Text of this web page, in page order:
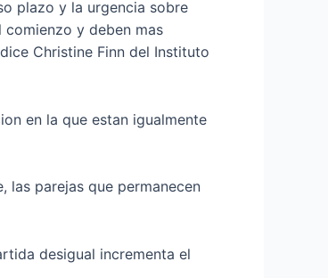
plazo y la urgencia sobre
comienzo y deben mas
Christine Finn del Instituto
en la que estan igualmente
las parejas que permanecen
desigual incrementa el